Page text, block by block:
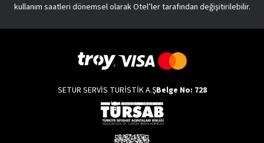
kullanım saatleri dönemsel olarak Otel’ler tarafından değişitirilebilir.
SETUR SERVİS TURİSTİK A.ŞBelge No: 728